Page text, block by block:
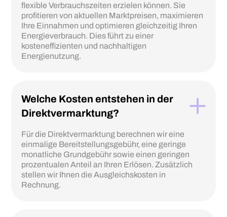
flexible Verbrauchszeiten erzielen können. Sie
profitieren von aktuellen Marktpreisen, maximieren
Ihre Einnahmen und optimieren gleichzeitig Ihren
Energieverbrauch. Dies führt zu einer
kosteneffizienten und nachhaltigen
Energienutzung.
Welche Kosten entstehen in der
Direktvermarktung?
Für die Direktvermarktung berechnen wir eine
einmalige Bereitstellungsgebühr, eine geringe
monatliche Grundgebühr sowie einen geringen
prozentualen Anteil an Ihren Erlösen. Zusätzlich
stellen wir Ihnen die Ausgleichskosten in
Rechnung.